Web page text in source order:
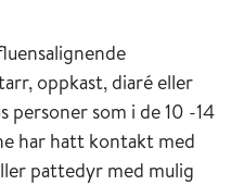
oppkast, diaré eller
personer som i de 10 -14
har hatt kontakt med
pattedyr med mulig